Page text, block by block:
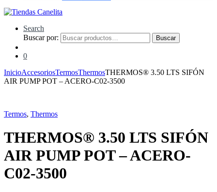
Search
Buscar por:
Buscar
0
InicioAccesoriosTermosThermosTHERMOS® 3.50 LTS SIFÓN
AIR PUMP POT – ACERO-C02-3500
Termos, Thermos
THERMOS® 3.50 LTS SIFÓN
AIR PUMP POT – ACERO-
C02-3500